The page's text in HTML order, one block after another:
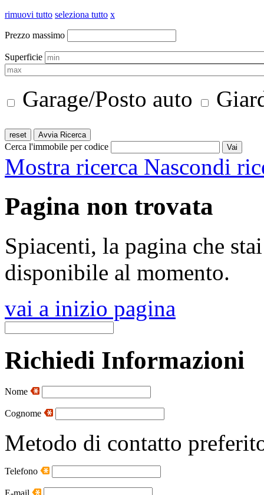
rimuovi tutto seleziona tutto x
Prezzo massimo
Superficie
Garage/Posto auto
Cerca l'immobile per codice
Mostra ricerca Nascondi
Pagina non trovata
Spiacenti, la pagina che
disponibile al momento.
vai a inizio pagina
Richiedi Informazioni
Nome
Cognome
Metodo di contatto
Telefono